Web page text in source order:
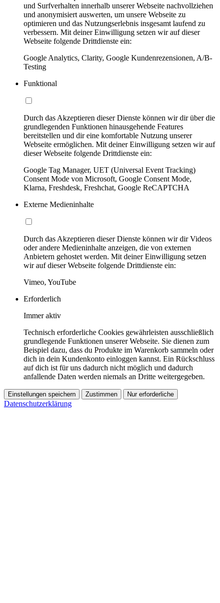
und Surfverhalten innerhalb unserer Webseite nachvollziehen
und anonymisiert auswerten, um unsere Webseite zu
optimieren und das Nutzungserlebnis insgesamt laufend zu
verbessern. Mit deiner Einwilligung setzen wir auf dieser
Webseite folgende Drittdienste ein:
Google Analytics, Clarity, Google Kundenrezensionen, A/B-
Testing
Funktional
Durch das Akzeptieren dieser Dienste können wir dir über die
grundlegenden Funktionen hinausgehende Features
bereitstellen und dir eine komfortable Nutzung unserer
Webseite ermöglichen. Mit deiner Einwilligung setzen wir auf
dieser Webseite folgende Drittdienste ein:
Google Tag Manager, UET (Universal Event Tracking)
Consent Mode von Microsoft, Google Consent Mode,
Klarna, Freshdesk, Freshchat, Google ReCAPTCHA
Externe Medieninhalte
Durch das Akzeptieren dieser Dienste können wir dir Videos
oder andere Medieninhalte anzeigen, die von externen
Anbietern gehostet werden. Mit deiner Einwilligung setzen
wir auf dieser Webseite folgende Drittdienste ein:
Vimeo, YouTube
Erforderlich
Immer aktiv
Technisch erforderliche Cookies gewährleisten ausschließlich
grundlegende Funktionen unserer Webseite. Sie dienen zum
Beispiel dazu, dass du Produkte im Warenkorb sammeln oder
dich in dein Kundenkonto einloggen kannst. Ein Rückschluss
auf dich ist für uns dadurch nicht möglich und dadurch
anfallende Daten werden niemals an Dritte weitergegeben.
Einstellungen speichern Zustimmen Nur erforderliche
Datenschutzerklärung